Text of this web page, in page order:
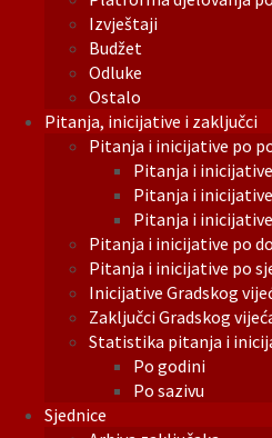
Izvještaji
Budžet
Odluke
Ostalo
Pitanja, inicijative i zaključci
Pitanja i inicijative po
Pitanja i
Pitanja i
Pitanja i
Pitanja i inicijative po
Pitanja i inicijative po
Inicijative Gradskog
Zaključci Gradskog
Statistika pitanja i
Po godini
Po sazivu
Sjednice